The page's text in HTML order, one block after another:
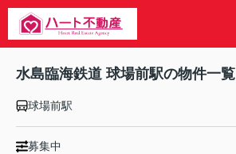
水島臨海鉄道 球場前駅の物件一覧
球場前駅
募集中